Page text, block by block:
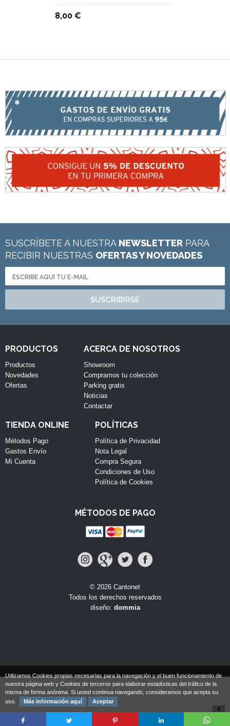
8,00 €
SUSCRÍBETE A NUESTRA NEWSLETTER PARA
RECIBIR NUESTRAS OFERTAS Y NOVEDADES
SUSCRIBIRSE
PRODUCTOS
Productos
Novedades
Ofertas
ACERCA DE NOSOTROS
Showroom
Compramos tu colección
Parking gratis
Noticias
Contactar
TIENDA ONLINE
Métodos Pago
Gastos Envío
Mi Cuenta
POLÍTICAS
Política de Privacidad
Nota Legal
Compra Segura
Condiciones de Uso
Política de Cookies
MÉTODOS DE PAGO
© 2026 Cantonet
Todos los derechos reservados
diseño: dommia
Utilizamos Cookies propias necesarias para la navegación y el buen funcionamiento de
nuestra página web y Cookies de terceros para elaborar estadísticas del tráfico de la
misma de forma anónima. Si usted continua navegando, consideramos que acepta su
uso.
Más información aquí Aceptar
X